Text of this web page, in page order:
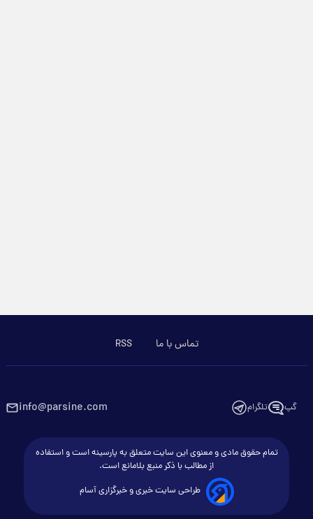
تماس با ما RSS
گپ تلگرام info@parsine.com
تمام حقوق مادی و معنوی این سایت متعلق به پارسینه است و استفاده
از مطالب با ذکر منبع بلامانع است.
طراحی سایت خبری و خبرگزاری آسام